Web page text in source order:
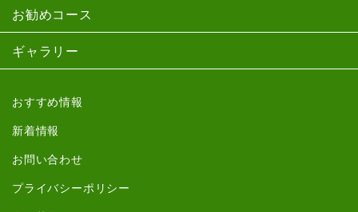
お勧めコース
ギャラリー
おすすめ情報
新着情報
お問い合わせ
プライバシーポリシー